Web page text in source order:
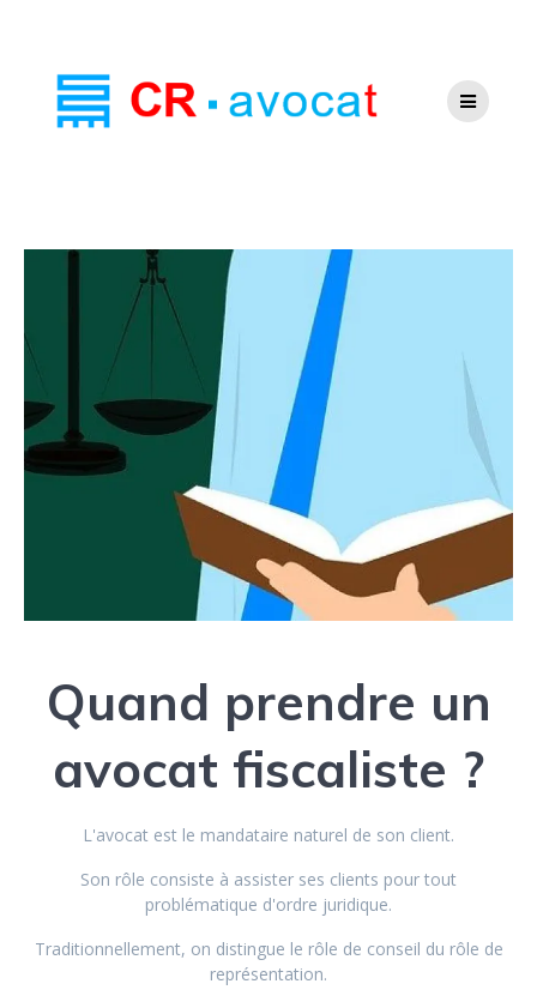
Quand prendre un
avocat fiscaliste ?
L'avocat est le mandataire naturel de son client.
Son rôle consiste à assister ses clients pour tout
problématique d'ordre juridique.
Traditionnellement, on distingue le rôle de conseil du rôle de
représentation.